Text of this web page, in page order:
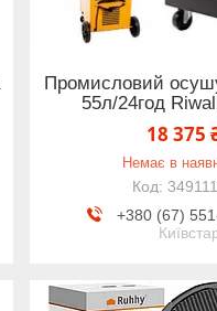
Промисловий
55л/24год
18 375
Немає в
+380 (67)